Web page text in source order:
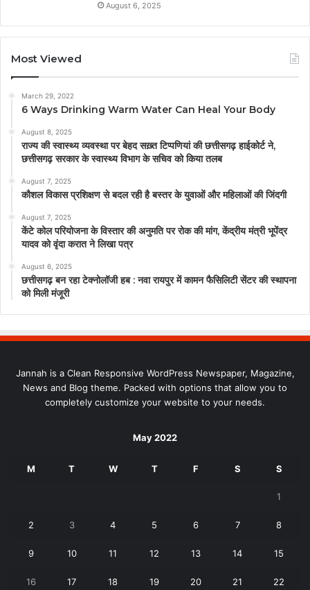
August 6, 2025
Most Viewed
March 29, 2022
6 Ways Drinking Warm Water Can Heal Your Body
August 8, 2025
राज्य की स्वास्थ्य व्यवस्था पर बेहद सख़्त टिप्पणियां की छत्तीसगढ़ हाईकोर्ट ने,
छत्तीसगढ़ सरकार के स्वास्थ्य विभाग के सचिव को किया तलब
August 7, 2025
कौशल विकास प्रशिक्षण से बदल रही है बस्तर के युवाओं और महिलाओं की जिंदगी
August 7, 2025
केंटे कोल परियोजना के विस्तार की अनुमति पर रोक की मांग, केंद्रीय मंत्री भूपेंद्र
यादव को वृंदा करात ने लिखा पत्र
August 6, 2025
छत्तीसगढ़ बन रहा टेक्नोलॉजी हब : नवा रायपुर में कामन फैसिलिटी सेंटर की स्थापना
को मिली मंजूरी
Jannah is a Clean Responsive WordPress Newspaper, Magazine,
News and Blog theme. Packed with options that allow you to
completely customize your website to your needs.
May 2022
M T W T F S S
1
2 3 4 5 6 7 8
9 10 11 12 13 14 15
16 17 18 19 20 21 22